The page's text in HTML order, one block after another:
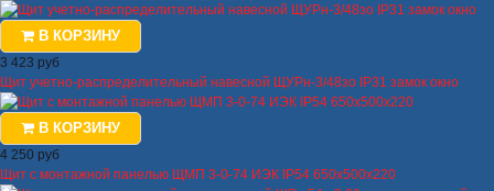
В КОРЗИНУ
3 423 руб
Щит учетно-распределительный навесной ЩУРн-3/48зо IP31 замок окно
В КОРЗИНУ
4 250 руб
Щит с монтажной панелью ЩМП 3-0-74 ИЭК IP54 650х500х220